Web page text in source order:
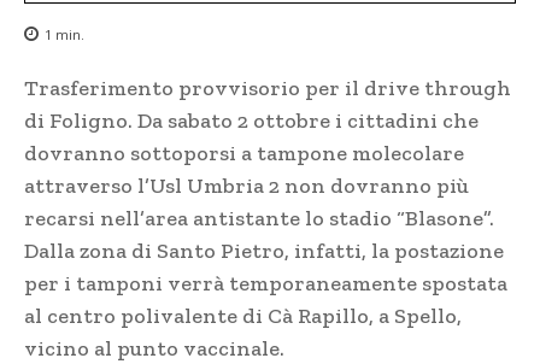
1 min.
Trasferimento provvisorio per il drive through
di Foligno. Da sabato 2 ottobre i cittadini che
dovranno sottoporsi a tampone molecolare
attraverso l’Usl Umbria 2 non dovranno più
recarsi nell’area antistante lo stadio “Blasone”.
Dalla zona di Santo Pietro, infatti, la postazione
per i tamponi verrà temporaneamente spostata
al centro polivalente di Cà Rapillo, a Spello,
vicino al punto vaccinale.